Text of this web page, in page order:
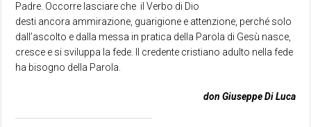
Padre. Occorre lasciare che il Verbo di Dio
desti ancora ammirazione, guarigione e attenzione, perché solo
dall’ascolto e dalla messa in pratica della Parola di Gesù nasce,
cresce e si sviluppa la fede. Il credente cristiano adulto nella fede
ha bisogno della Parola.
don Giuseppe Di Luca